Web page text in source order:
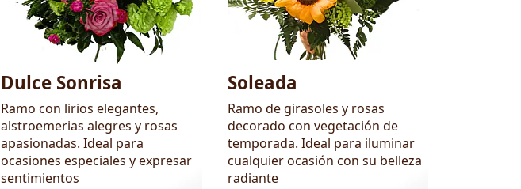
Dulce Sonrisa
Ramo con lirios elegantes,
alstroemerias alegres y rosas
apasionadas. Ideal para
ocasiones especiales y expresar
sentimientos
Soleada
Ramo de girasoles y rosas
decorado con vegetación de
temporada. Ideal para iluminar
cualquier ocasión con su belleza
radiante